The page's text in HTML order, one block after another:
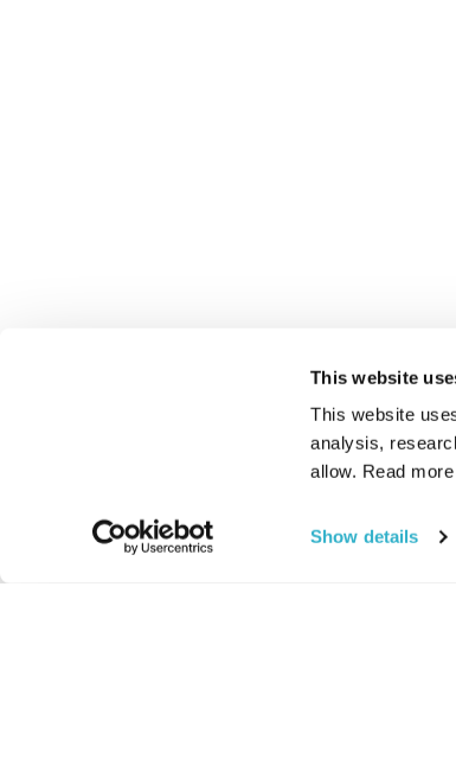
This website
This website
analysis,
allow. Read
Show details